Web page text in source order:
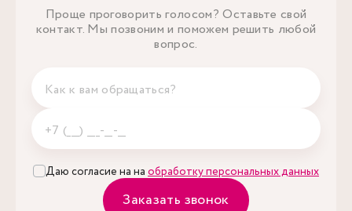
Проще проговорить голосом? Оставьте свой
контакт. Мы позвоним и поможем решить любой
вопрос.
Даю согласие на на обработку персональных данных
Заказать звонок